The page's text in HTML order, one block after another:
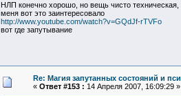
НЛП конечно хорошо, но вещь чисто
меня вот это заинтересовало
http://www.youtube.com/watch?v=GQdJf-rTVFo
вот где запутывание
Re: Магия запутанных состояний и
« Ответ #153 : 14 Апреля 2007, 16:09:29 »